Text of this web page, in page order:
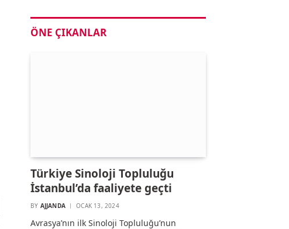
ÖNE ÇIKANLAR
Türkiye Sinoloji Topluluğu
İstanbul’da faaliyete geçti
BY AJJANDA OCAK 13, 2024
Avrasya’nın ilk Sinoloji Topluluğu’nun